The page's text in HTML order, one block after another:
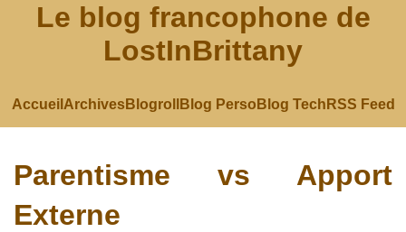
Le blog francophone de
LostInBrittany
Accueil ArchivesBlogroll Blog Perso Blog Tech RSS Feed
Parentisme vs Apport
Externe